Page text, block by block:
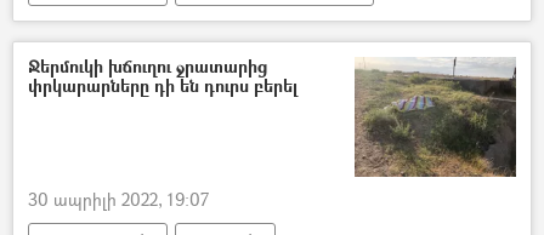
Բողոքի ակցիա
Ջերմուկի խճուղու ջրատարից
փրկարարները դի են դուրս բերել
30 ապրիլի 2022, 19:07